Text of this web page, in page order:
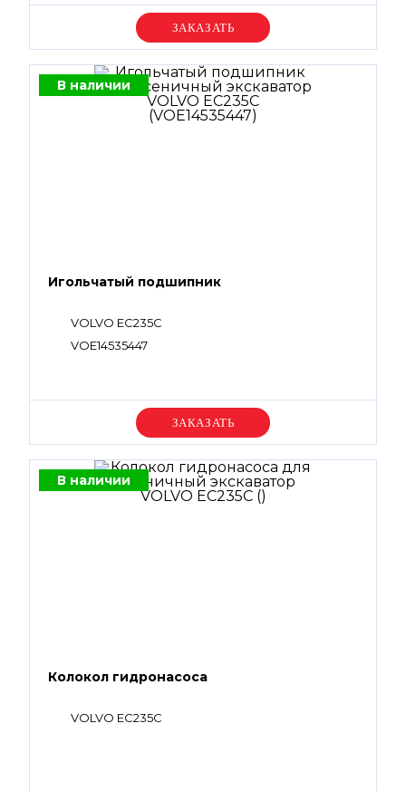
Уточняйте цену
В наличии
Игольчатый подшипник
VOLVO EC235C
VOE14535447
Уточняйте цену
В наличии
Колокол гидронасоса
VOLVO EC235C